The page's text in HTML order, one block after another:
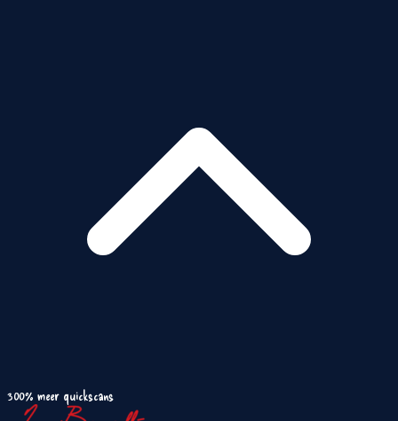
300% meer quickscans